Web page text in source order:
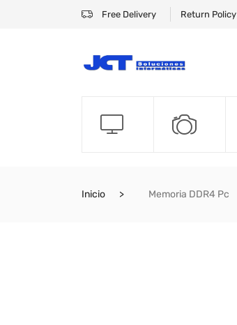
Free Delivery Return Policy
Inicio Memoria DDR4 Pc